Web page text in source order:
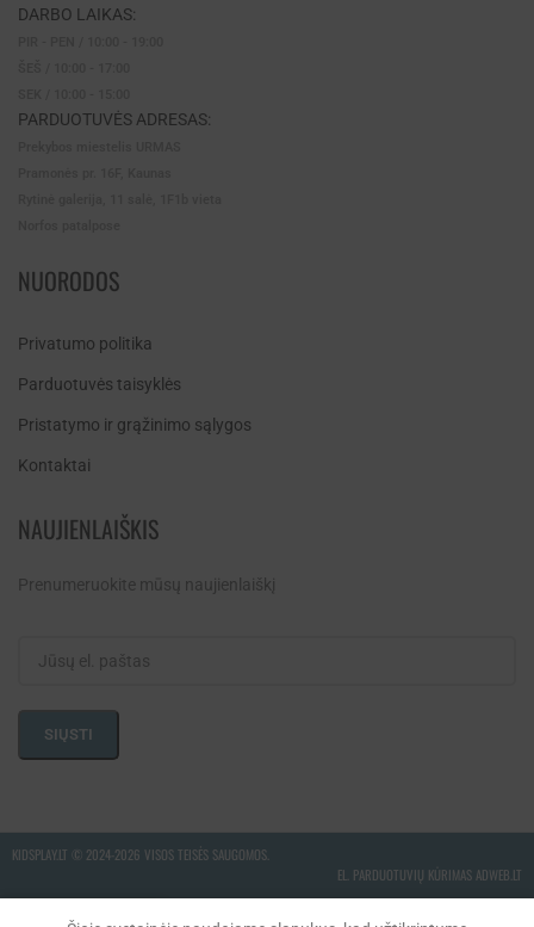
DARBO LAIKAS:
PARDUOTUVĖS ADRESAS:
NUORODOS
Privatumo politika
Parduotuvės taisyklės
Pristatymo ir grąžinimo sąlygos
Kontaktai
NAUJIENLAIŠKIS
Prenumeruokite mūsų naujienlaiškį
KIDSPLAY.LT © 2024-2026 VISOS TEISĖS SAUGOMOS.
EL. PARDUOTUVIŲ KŪRIMAS ADWEB.LT